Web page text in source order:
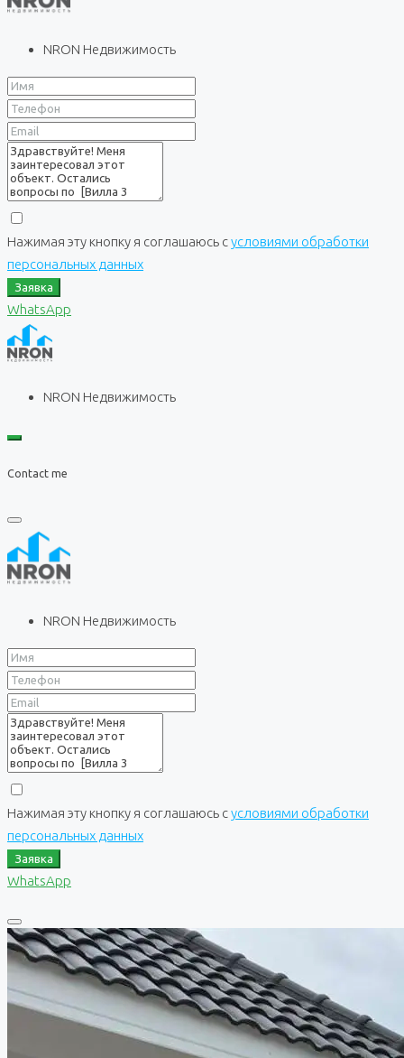
NRON Недвижимость
Нажимая эту кнопку я соглашаюсь сусловиями обработки
персональных данных
Заявка
WhatsApp
NRON Недвижимость
Contact me
NRON Недвижимость
Нажимая эту кнопку я соглашаюсь сусловиями обработки
персональных данных
Заявка
WhatsApp